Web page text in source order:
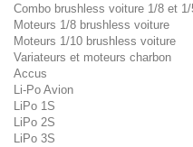
Combo brushless voiture 1/8 et 1/
Moteurs 1/8 brushless voiture
Moteurs 1/10 brushless voiture
Variateurs et moteurs charbon
Accus
Li-Po Avion
LiPo 1S
LiPo 2S
LiPo 3S